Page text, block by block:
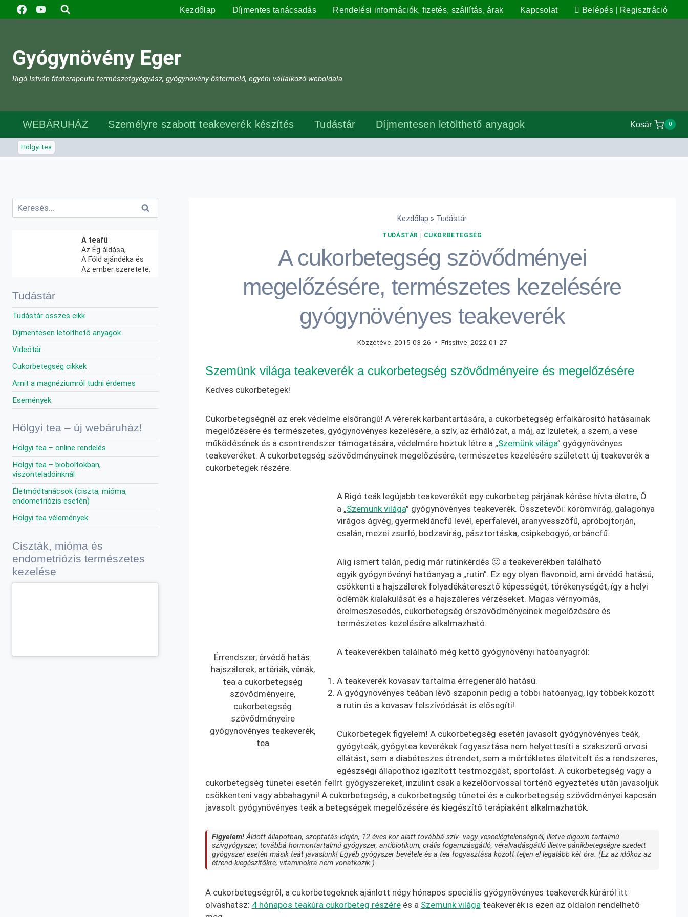
to
Kezdőlap Díjmentes tanácsadás Rendelési információk, fizetés, szállítás, árak Kapcsolat Belépés | Regisztráció
Gyógynövény Eger
Rigó István fitoterapeuta természetgyógyász, gyógynövény-őstermelő, egyéni vállalkozó weboldala
WEBÁRUHÁZ Személyre szabott teakeverék készítés Tudástár Díjmentesen letölthető anyagok Kosár 0
Hölgyi tea
Kezdőlap » Tudástár
TUDÁSTÁR CUKORBETEGSÉG
A cukorbetegség szövődményei
megelőzésére, természetes kezelésére
gyógynövényes teakeverék
Közzétéve: 2015-03-26 Frissítve: 2022-01-27
Szemünk világa teakeverék a cukorbetegség szövődményeire és megelőzésére
Kedves cukorbetegek!
Cukorbetegségnél az erek védelme elsőrangú! A vérerek karbantartására, a cukorbetegség érfalkárosító hatásainak
megelőzésére és természetes, gyógynövényes kezelésére, a szív, az érhálózat, a máj, az ízületek, a szem, a vese
működésének és a csontrendszer támogatására, védelmére hoztuk létre a „Szemünk világa” gyógynövényes
teakeveréket. A cukorbetegség szövődményeinek megelőzésére, természetes kezelésére született új teakeverék a
cukorbetegek részére.
Érrendszer, érvédő hatás:
hajszálerek, artériák, vénák,
tea a cukorbetegség
szövődményeire,
cukorbetegség
szövődményeire
gyógynövényes teakeverék,
tea
A Rigó teák legújabb teakeverékét egy cukorbeteg párjának kérése hívta életre, Ő
a „Szemünk világa” gyógynövényes teakeverék. Összetevői: körömvirág, galagonya
virágos ágvég, gyermekláncfű levél, eperfalevél, aranyvesszőfű, apróbojtorján,
csalán, mezei zsurló, bodzavirág, pásztortáska, csipkebogyó, orbáncfű.
Alig ismert talán, pedig már rutinkérdés 🙂 a teakeverékben található
egyik gyógynövényi hatóanyag a „rutin”. Ez egy olyan flavonoid, ami érvédő hatású,
csökkenti a hajszálerek folyadékáteresztő képességét, törékenységét, így a helyi
ödémák kialakulását és a hajszáleres vérzéseket. Magas vérnyomás,
érelmeszesedés, cukorbetegség érszövődményeinek megelőzésére és
természetes kezelésére alkalmazható.
A teakeverékben található még kettő gyógynövényi hatóanyagról:
A teakeverék kovasav tartalma érregeneráló hatású.
A gyógynövényes teában lévő szaponin pedig a többi hatóanyag, így többek között
a rutin és a kovasav felszívódását is elősegíti!
Cukorbetegek figyelem! A cukorbetegség esetén javasolt gyógynövényes teák,
gyógyteák, gyógytea keverékek fogyasztása nem helyettesíti a szakszerű orvosi
ellátást, sem a diabéteszes étrendet, sem a mértékletes életvitelt és a rendszeres,
egészségi állapothoz igazított testmozgást, sportolást. A cukorbetegség vagy a
cukorbetegség tünetei esetén felírt gyógyszereket, inzulint csak a kezelőorvossal történő egyeztetés után javasoljuk
csökkenteni vagy abbahagyni! A cukorbetegség, a cukorbetegség tünetei és a cukorbetegség szövődményei kapcsán
javasolt gyógynövényes teák a betegségek megelőzésére és kiegészítő terápiaként alkalmazhatók.
Figyelem!Áldott állapotban, szoptatás idején, 12 éves kor alatt továbbá szív- vagy veseelégtelenségnél, illetve digoxin tartalmú
szívgyógyszer, továbbá hormontartalmú gyógyszer, antibiotikum, orális fogamzásgátló, véralvadásgátló illetve pánikbetegségre szedett
gyógyszer esetén másik teát javaslunk! Egyéb gyógyszer bevétele és a tea fogyasztása között teljen el legalább két óra. (Ez az időköz az
étrend-kiegészítőkre, vitaminokra nem vonatkozik.)
A cukorbetegségről, a cukorbetegeknek ajánlott négy hónapos speciális gyógynövényes teakeverék kúráról itt
olvashatsz: 4 hónapos teakúra cukorbeteg részéreés a Szemünk világa teakeverék is ezen az oldalon rendelhető
Keresés:
A teafű
Az Ég áldása,
A Föld ajándéka és
Az ember szeretete.
Tudástár
Tudástár összes cikk
Díjmentesen letölthető anyagok
Videótár
Cukorbetegség cikkek
Amit a magnéziumról tudni érdemes
Események
Hölgyi tea – új webáruház!
Hölgyi tea – online rendelés
Hölgyi tea – bioboltokban,
viszonteladóinknál
Életmódtanácsok (ciszta, mióma,
endometriózis esetén)
Hölgyi tea vélemények
Ciszták, mióma és
endometriózis természetes
kezelése